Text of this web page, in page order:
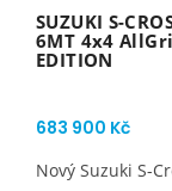
SUZUKI S-
6MT 4x4
EDITION
683 900 Kč
Nový Suzuki S-